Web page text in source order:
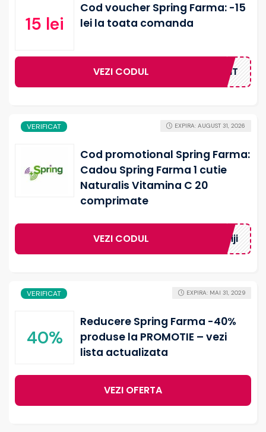
15 lei
Cod voucher Spring Farma: -15
lei la toata comanda
VEZI CODUL BUNVENIT
VERIFICAT
Cod promotional Spring Farma:
Cadou Spring Farma 1 cutie
Naturalis Vitamina C 20
comprimate
EXPIRA: AUGUST 31, 2026
VEZI CODUL FaraGriji
VERIFICAT
40%
Reducere Spring Farma -40%
produse la PROMOTIE – vezi
lista actualizata
EXPIRA: MAI 31, 2029
VEZI OFERTA